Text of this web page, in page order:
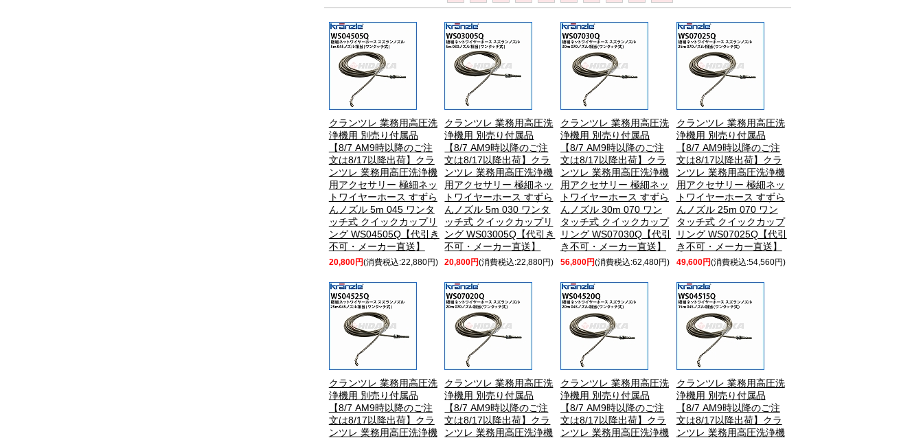
クランツレ 業務用高圧洗
浄機用 別売り付属品
【8/7 AM9時以降のご注
文は8/17以降出荷】クラ
ンツレ 業務用高圧洗浄機
用アクセサリー 極細ネッ
トワイヤーホース すずら
んノズル 5m 045 ワンタ
ッチ式 クイックカップリ
ング WS04505Q【代引き
不可・メーカー直送】
20,800円(消費税込:22,880円)
クランツレ 業務用高圧洗
浄機用 別売り付属品
【8/7 AM9時以降のご注
文は8/17以降出荷】クラ
ンツレ 業務用高圧洗浄機
用アクセサリー 極細ネッ
トワイヤーホース すずら
んノズル 5m 030 ワンタ
ッチ式 クイックカップリ
ング WS03005Q【代引き
不可・メーカー直送】
20,800円(消費税込:22,880円)
クランツレ 業務用高圧洗
浄機用 別売り付属品
【8/7 AM9時以降のご注
文は8/17以降出荷】クラ
ンツレ 業務用高圧洗浄機
用アクセサリー 極細ネッ
トワイヤーホース すずら
んノズル 30m 070 ワン
タッチ式 クイックカップ
リング WS07030Q【代引
き不可・メーカー直送】
56,800円(消費税込:62,480円)
クランツレ 業務用高圧洗
浄機用 別売り付属品
【8/7 AM9時以降のご注
文は8/17以降出荷】クラ
ンツレ 業務用高圧洗浄機
用アクセサリー 極細ネッ
トワイヤーホース すずら
んノズル 25m 070 ワン
タッチ式 クイックカップ
リング WS07025Q【代引
き不可・メーカー直送】
49,600円(消費税込:54,560円)
クランツレ 業務用高圧洗
浄機用 別売り付属品
【8/7 AM9時以降のご注
文は8/17以降出荷】クラ
ンツレ 業務用高圧洗浄機
クランツレ 業務用高圧洗
浄機用 別売り付属品
【8/7 AM9時以降のご注
文は8/17以降出荷】クラ
ンツレ 業務用高圧洗浄機
クランツレ 業務用高圧洗
浄機用 別売り付属品
【8/7 AM9時以降のご注
文は8/17以降出荷】クラ
ンツレ 業務用高圧洗浄機
クランツレ 業務用高圧洗
浄機用 別売り付属品
【8/7 AM9時以降のご注
文は8/17以降出荷】クラ
ンツレ 業務用高圧洗浄機